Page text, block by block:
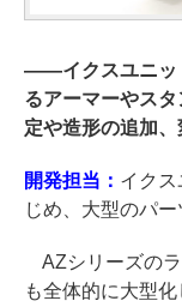
――イクスユニ
るアーマーやス
定や造形の追加
開発担当： イク
じめ、大型のパ
AZシリーズのラ
も全体的に大型